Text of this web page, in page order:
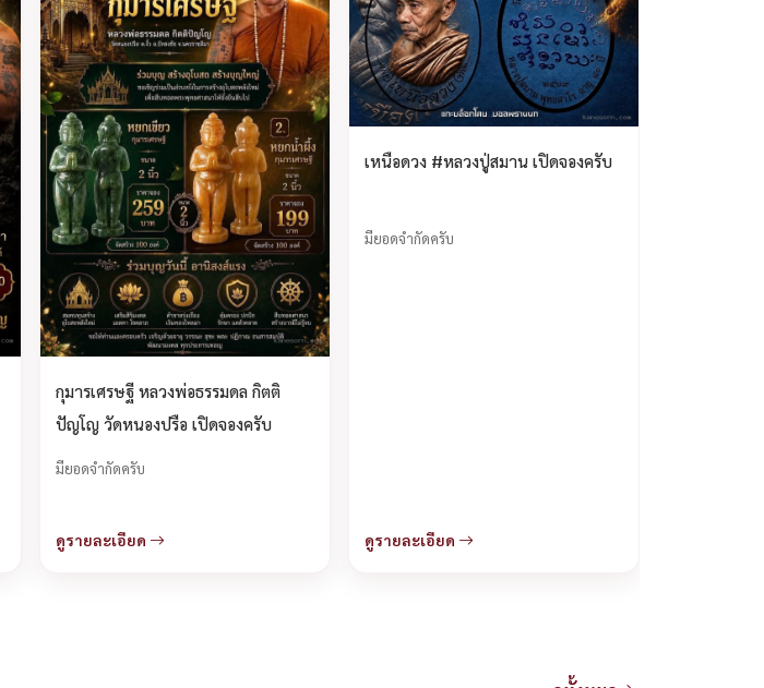
กุมารเศรษฐี หลวงพ่อธรรมดล กิตติ
ปัญโญ วัดหนองปรือ เปิดจองครับ
มียอดจำกัดครับ
ดูรายละเอียด
เหนือดวง #หลวงปู่สมาน เปิดจองครับ
มียอดจำกัดครับ
ดูรายละเอียด